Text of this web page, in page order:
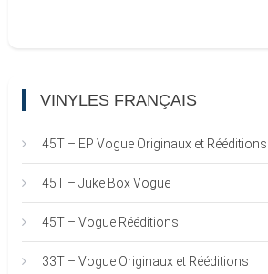
VINYLES FRANÇAIS
45T – EP Vogue Originaux et Rééditions
45T – Juke Box Vogue
45T – Vogue Rééditions
33T – Vogue Originaux et Rééditions